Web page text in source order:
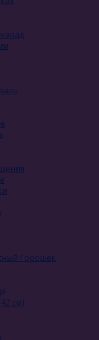
Горошек
см)